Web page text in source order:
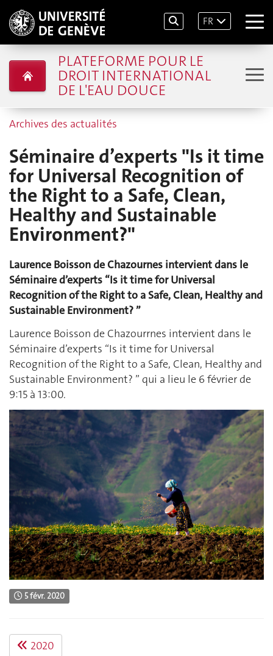
FR
PLATEFORME POUR LE
DROIT INTERNATIONAL
DE L'EAU DOUCE
Archives des actualités
Séminaire d’experts "Is it time
for Universal Recognition of
the Right to a Safe, Clean,
Healthy and Sustainable
Environment?"
Laurence Boisson de Chazournes intervient dans le
Séminaire d’experts “Is it time for Universal
Recognition of the Right to a Safe, Clean, Healthy and
Sustainable Environment? ”
Laurence Boisson de Chazourrnes intervient dans le
Séminaire d’experts “Is it time for Universal
Recognition of the Right to a Safe, Clean, Healthy and
Sustainable Environment? ” qui a lieu le 6 février de
9:15 à 13:00.
5 févr. 2020
2020